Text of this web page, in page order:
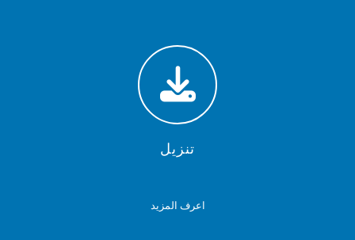
تنزيل
اعرف المزيد